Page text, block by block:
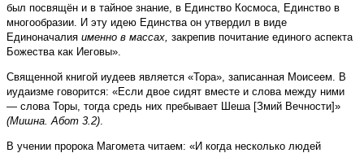
был посвящён и в тайное знание, в Единство Космоса, Единство в
многообразии. И эту идею Единства он утвердил в виде
Единоначалия именно в массах, закрепив почитание единого аспекта
Божества как Иеговы».
Священной книгой иудеев является «Тора», записанная Моисеем. В
иудаизме говорится: «Если двое сидят вместе и слова между ними
— слова Торы, то­гда средь них пребывает Шеша [Змий Вечности]»
(Мишна. Абот 3.2)
В учении пророка Магомета читаем: «И когда несколько людей